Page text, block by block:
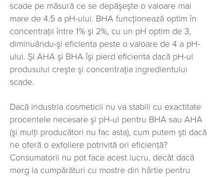
scade pe măsură ce se depăşeşte o valoare mai
mare de 4.5 a pH-ului. BHA funcţionează optim în
concentraţii între 1% şi 2%, cu un pH optim de 3,
diminuându-şi eficienta peste o valoare de 4 a pH-
ului. Şi AHA şi BHA îşi pierd eficienta dacă pH-ul
produsului creşte şi concentraţia ingredientului
scade.
Dacă industria cosmeticii nu va stabili cu exactitate
procentele necesare şi pH-ul pentru BHA sau AHA
(şi mulţi producători nu fac asta), cum putem şti dacă
ne oferă o exfoliere potrivită ori eficienţă?
Consumatorii nu pot face acest lucru, decât dacă
merg la cumpărături cu mostre din hârtie pentru